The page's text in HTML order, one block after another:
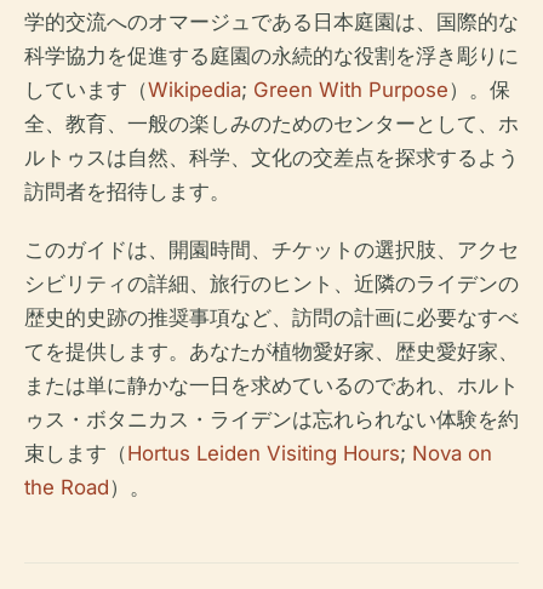
学的交流へのオマージュである日本庭園は、国際的な
科学協力を促進する庭園の永続的な役割を浮き彫りに
しています（Wikipedia; Green With Purpose）。保
全、教育、一般の楽しみのためのセンターとして、ホ
ルトゥスは自然、科学、文化の交差点を探求するよう
訪問者を招待します。
このガイドは、開園時間、チケットの選択肢、アクセ
シビリティの詳細、旅行のヒント、近隣のライデンの
歴史的史跡の推奨事項など、訪問の計画に必要なすべ
てを提供します。あなたが植物愛好家、歴史愛好家、
または単に静かな一日を求めているのであれ、ホルト
ゥス・ボタニカス・ライデンは忘れられない体験を約
束します（Hortus Leiden Visiting Hours; Nova on
the Road）。